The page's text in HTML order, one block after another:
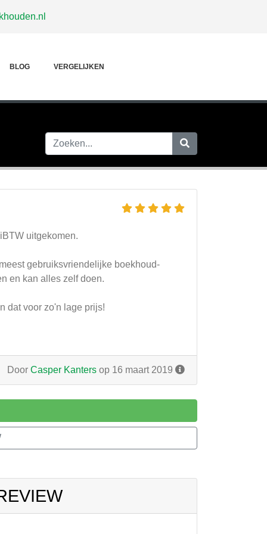
BLOG VERGELIJKEN
uitgekomen.
gebruiksvriendelijke boekhoud­
en kan alles zelf doen.
dat voor zo'n lage prijs!
Door Casper Kanters op 16 maart 2019